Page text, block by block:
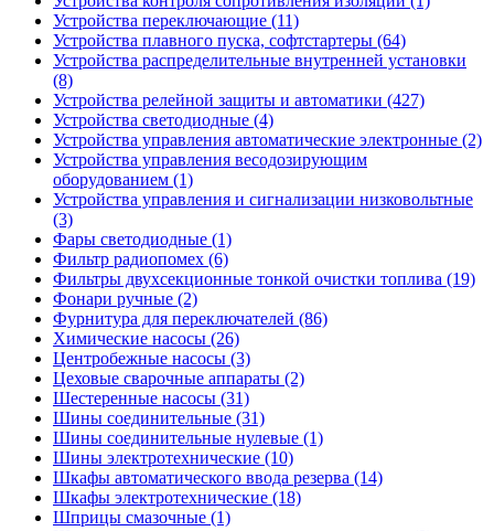
Устройства переключающие (11)
Устройства плавного пуска, софтстартеры (64)
Устройства распределительные внутренней установки
(8)
Устройства релейной защиты и автоматики (427)
Устройства светодиодные (4)
Устройства управления автоматические электронные (2)
Устройства управления весодозирующим
оборудованием (1)
Устройства управления и сигнализации низковольтные
(3)
Фары светодиодные (1)
Фильтр радиопомех (6)
Фильтры двухсекционные тонкой очистки топлива (19)
Фонари ручные (2)
Фурнитура для переключателей (86)
Химические насосы (26)
Центробежные насосы (3)
Цеховые сварочные аппараты (2)
Шестеренные насосы (31)
Шины соединительные (31)
Шины соединительные нулевые (1)
Шины электротехнические (10)
Шкафы автоматического ввода резерва (14)
Шкафы электротехнические (18)
Шприцы смазочные (1)